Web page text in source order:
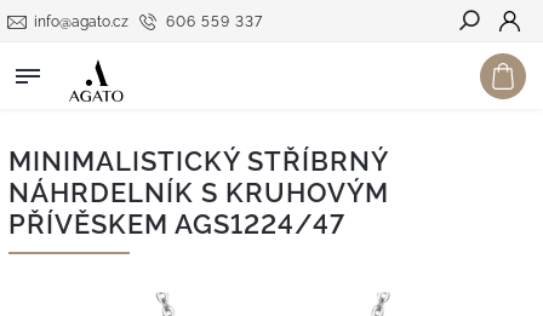
606 559 337
info@agato.cz
Hledat
MINIMALISTICKÝ STŘÍBRNÝ
NÁHRDELNÍK S KRUHOVÝM
PŘÍVĚSKEM AGS1224/47